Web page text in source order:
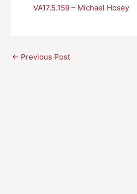
VA17.5.159 – Michael Hosey
← Previous Post